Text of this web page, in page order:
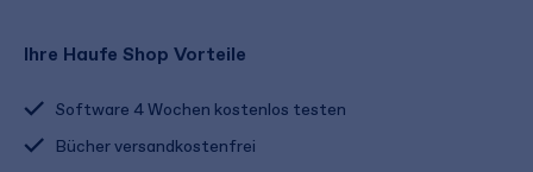
Ihre Haufe Shop Vorteile
Software 4 Wochen kostenlos testen
Bücher versandkostenfrei